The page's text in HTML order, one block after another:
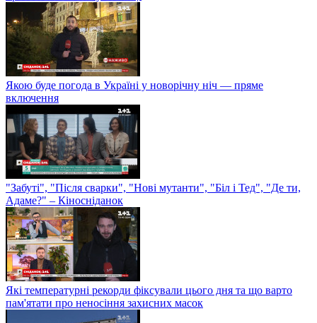
Якою буде погода в Україні у новорічну ніч — пряме
включення
"Забуті", "Після сварки", "Нові мутанти", "Біл і Тед", "Де ти,
Адаме?" – Кіносніданок
Які температурні рекорди фіксували цього дня та що варто
пам'ятати про неносіння захисних масок